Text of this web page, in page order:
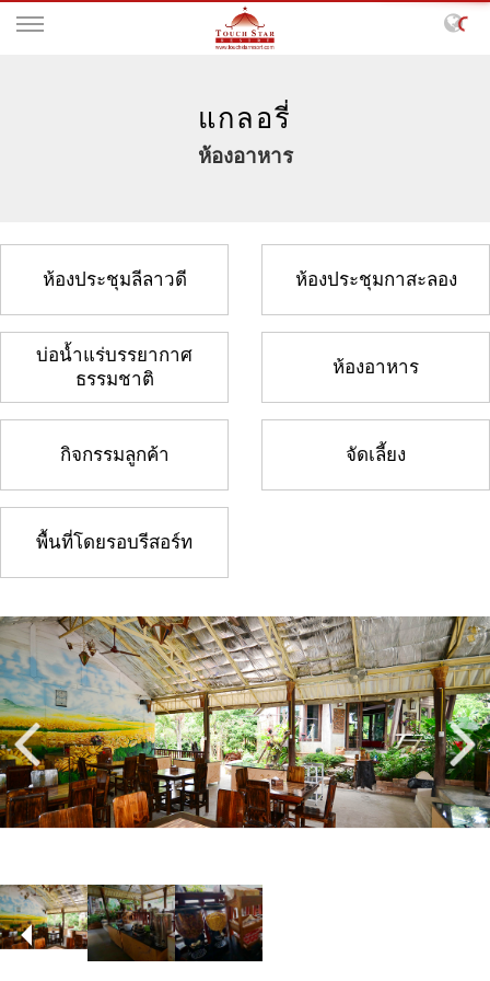
แกลอรี่
ห้องอาหาร
ห้องประชุมลีลาวดี ห้องประชุมกาสะลอง
บ่อน้ำแร่บรรยากาศ
ธรรมชาติ
ห้องอาหาร
กิจกรรมลูกค้า จัดเลี้ยง
พื้นที่โดยรอบรีสอร์ท